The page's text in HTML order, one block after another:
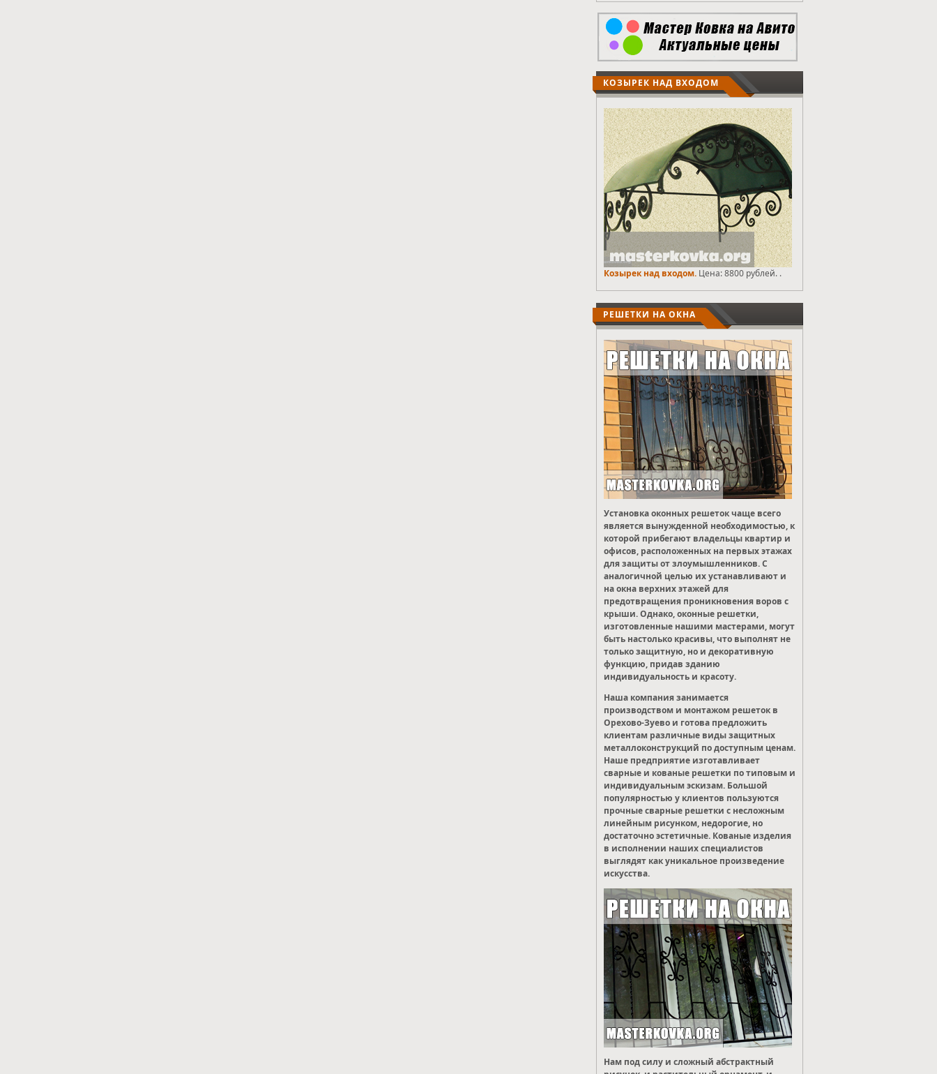
КОЗЫРЕК НАД ВХОДОМ
Козырек над входом. Цена: 8800 рублей. .
РЕШЕТКИ НА ОКНА
Установка оконных решеток чаще всего
является вынужденной необходимостью, к
которой прибегают владельцы квартир и
офисов, расположенных на первых этажах
для защиты от злоумышленников. С
аналогичной целью их устанавливают и
на окна верхних этажей для
предотвращения проникновения воров с
крыши. Однако, оконные решетки,
изготовленные нашими мастерами, могут
быть настолько красивы, что выполнят не
только защитную, но и декоративную
функцию, придав зданию
индивидуальность и красоту.
Наша компания занимается
производством и монтажом решеток в
Орехово-Зуево и готова предложить
клиентам различные виды защитных
металлоконструкций по доступным ценам.
Наше предприятие изготавливает
сварные и кованые решетки по типовым и
индивидуальным эскизам. Большой
популярностью у клиентов пользуются
прочные сварные решетки с несложным
линейным рисунком, недорогие, но
достаточно эстетичные. Кованые изделия
в исполнении наших специалистов
выглядят как уникальное произведение
искусства.
Нам под силу и сложный абстрактный